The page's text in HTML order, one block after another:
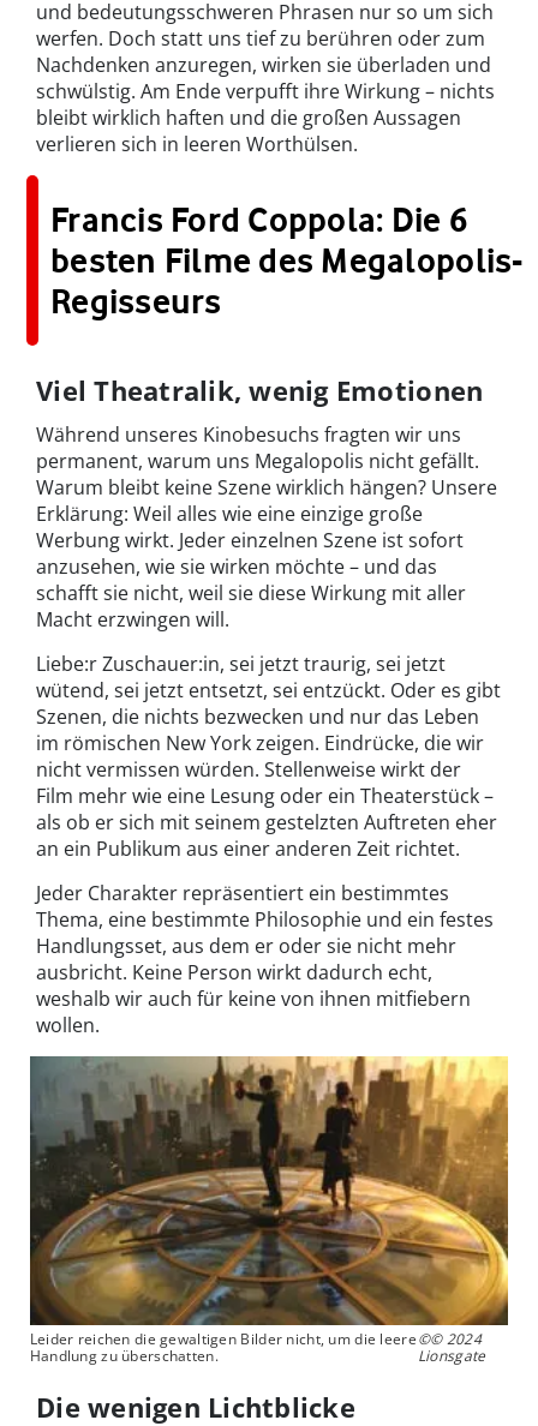
und bedeutungsschweren Phrasen nur so um sich
werfen. Doch statt uns tief zu berühren oder zum
Nachdenken anzuregen, wirken sie überladen und
schwülstig. Am Ende verpufft ihre Wirkung – nichts
bleibt wirklich haften und die großen Aussagen
verlieren sich in leeren Worthülsen.
Francis Ford Coppola: Die 6
besten Filme des Megalopolis-
Regisseurs
Viel Theatralik, wenig Emotionen
Während unseres Kinobesuchs fragten wir uns
permanent, warum uns Megalopolis nicht gefällt.
Warum bleibt keine Szene wirklich hängen? Unsere
Erklärung: Weil alles wie eine einzige große
Werbung wirkt. Jeder einzelnen Szene ist sofort
anzusehen, wie sie wirken möchte – und das
schafft sie nicht, weil sie diese Wirkung mit aller
Macht erzwingen will.
Liebe:r Zuschauer:in, sei jetzt traurig, sei jetzt
wütend, sei jetzt entsetzt, sei entzückt. Oder es gibt
Szenen, die nichts bezwecken und nur das Leben
im römischen New York zeigen. Eindrücke, die wir
nicht vermissen würden. Stellenweise wirkt der
Film mehr wie eine Lesung oder ein Theaterstück –
als ob er sich mit seinem gestelzten Auftreten eher
an ein Publikum aus einer anderen Zeit richtet.
Jeder Charakter repräsentiert ein bestimmtes
Thema, eine bestimmte Philosophie und ein festes
Handlungsset, aus dem er oder sie nicht mehr
ausbricht. Keine Person wirkt dadurch echt,
weshalb wir auch für keine von ihnen mitfiebern
wollen.
Leider reichen die gewaltigen Bilder nicht, um die leere
Handlung zu überschatten.
©© 2024
Lionsgate
Die wenigen Lichtblicke